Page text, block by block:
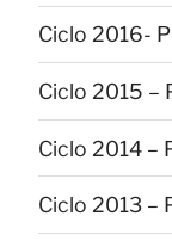
Ciclo 2016-
Ciclo 2015 –
Ciclo 2014 –
Ciclo 2013 –